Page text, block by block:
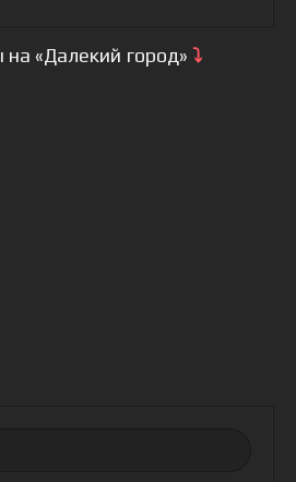
«Далекий город» ⤵